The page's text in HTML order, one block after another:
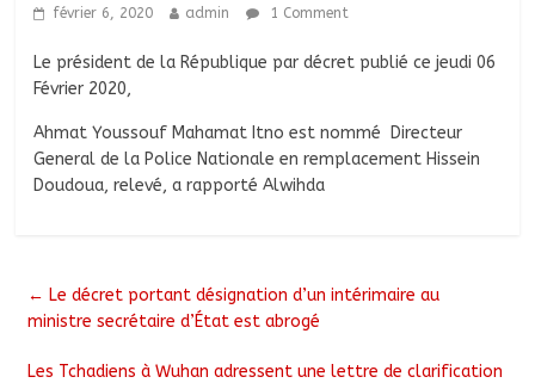
février 6, 2020 admin 1 Comment
Le président de la République par décret publié ce jeudi 06
Février 2020,
Ahmat Youssouf Mahamat Itno est nommé Directeur
General de la Police Nationale en remplacement Hissein
Doudoua, relevé, a rapporté Alwihda
← Le décret portant désignation d’un intérimaire au
ministre secrétaire d’État est abrogé
Les Tchadiens à Wuhan adressent une lettre de clarification